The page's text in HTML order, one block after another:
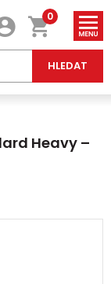
HLEDAT
0
Heavy –